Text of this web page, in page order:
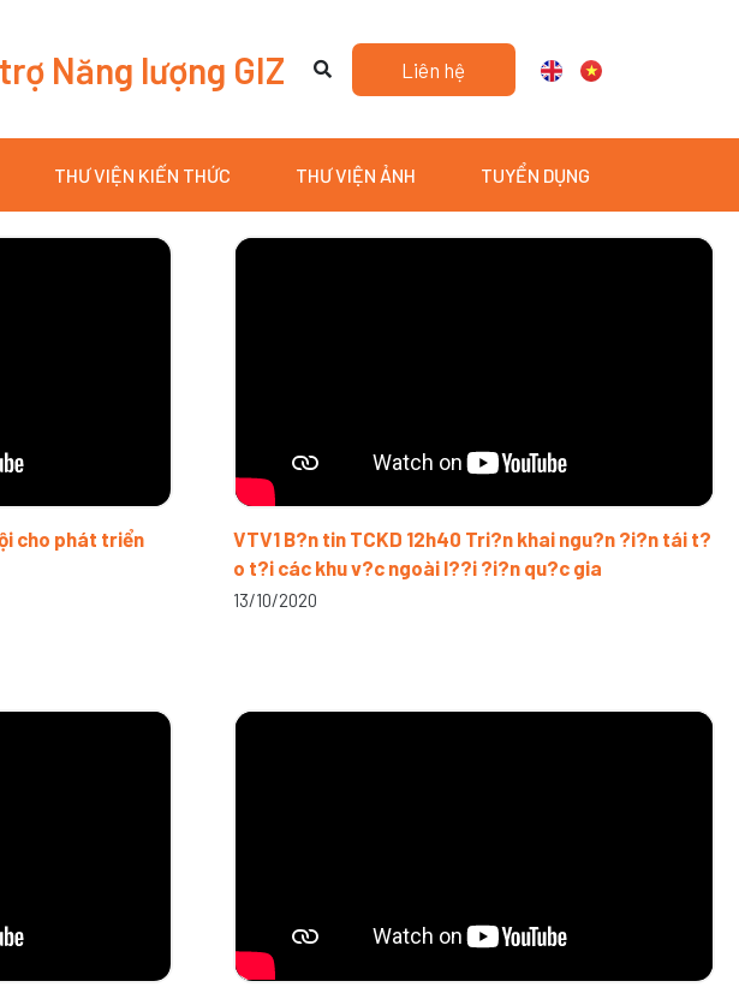
Năng lượng GIZ Liên hệ
THƯ VIỆN KIẾN THỨC THƯ VIỆN ẢNH TUYỂN DỤNG
cho phát triển
VTV1 B?n tin TCKD 12h40 Tri?n khai ngu?n ?i?n tái t?
o t?i các khu v?c ngoài l??i ?i?n qu?c gia
13/10/2020